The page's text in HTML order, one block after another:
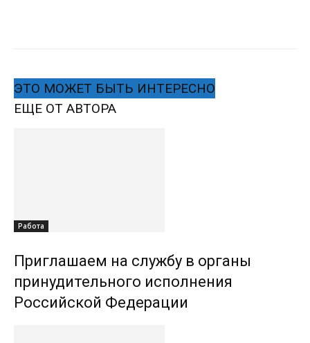
ЭТО МОЖЕТ БЫТЬ ИНТЕРЕСНО
ЕЩЕ ОТ АВТОРА
Работа
Приглашаем на службу в органы
принудительного исполнения
Российской Федерации